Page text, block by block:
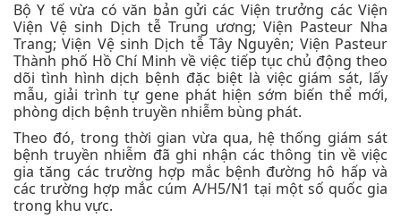
Bộ Y tế vừa có văn bản gửi các Viện trưởng các Viện
Viện Vệ sinh Dịch tễ Trung ương; Viện Pasteur Nha
Trang; Viện Vệ sinh Dịch tễ Tây Nguyên; Viện Pasteur
Thành phố Hồ Chí Minh về việc tiếp tục chủ động theo
dõi tình hình dịch bệnh đặc biệt là việc giám sát, lấy
mẫu, giải trình tự gene phát hiện sớm biến thể mới,
phòng dịch bệnh truyền nhiễm bùng phát.
Theo đó, trong thời gian vừa qua, hệ thống giám sát
bệnh truyền nhiễm đã ghi nhận các thông tin về việc
gia tăng các trường hợp mắc bệnh đường hô hấp và
các trường hợp mắc cúm A/H5/N1 tại một số quốc gia
trong khu vực.